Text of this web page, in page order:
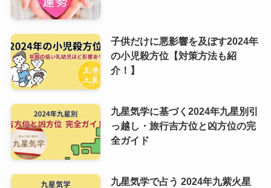
子供だけに悪影響を及ぼす2024年
の小児殺方位【対策方法も紹
介！】
九星気学に基づく2024年九星別引
っ越し・旅行吉方位と凶方位の完
全ガイド
九星気学で占う 2024年九紫火星